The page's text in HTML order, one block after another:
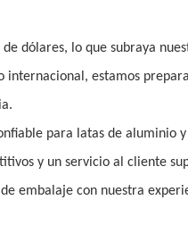
dólares, lo que subraya
internacional, estamos
para latas de aluminio
y un servicio al cliente
embalaje con nuestra